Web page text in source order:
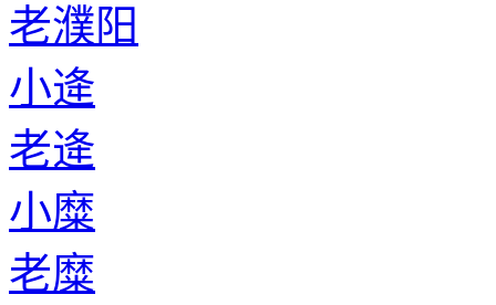
老濮阳
小逄
老逄
小糜
老糜